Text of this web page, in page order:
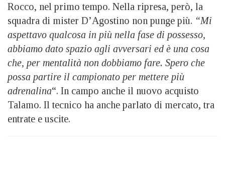
Rocco, nel primo tempo. Nella ripresa, però, la
squadra di mister D’Agostino non punge più. “Mi
aspettavo qualcosa in più nella fase di possesso,
abbiamo dato spazio agli avversari ed è una cosa
che, per mentalità non dobbiamo fare. Spero che
possa partire il campionato per mettere più
adrenalina“. In campo anche il nuovo acquisto
Talamo. Il tecnico ha anche parlato di mercato, tra
entrate e uscite.